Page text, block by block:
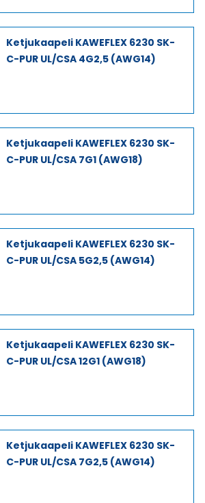
Ketjukaapeli KAWEFLEX 6230 SK-
C-PUR UL/CSA 4G2,5 (AWG14)
Ketjukaapeli KAWEFLEX 6230 SK-
C-PUR UL/CSA 7G1 (AWG18)
Ketjukaapeli KAWEFLEX 6230 SK-
C-PUR UL/CSA 5G2,5 (AWG14)
Ketjukaapeli KAWEFLEX 6230 SK-
C-PUR UL/CSA 12G1 (AWG18)
Ketjukaapeli KAWEFLEX 6230 SK-
C-PUR UL/CSA 7G2,5 (AWG14)